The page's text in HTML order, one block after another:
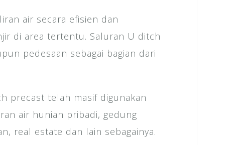
air secara efisien dan
di area tertentu. Saluran U ditch
pedesaan sebagai bagian dari
precast telah masif digunakan
air hunian pribadi, gedung
real estate dan lain sebagainya.